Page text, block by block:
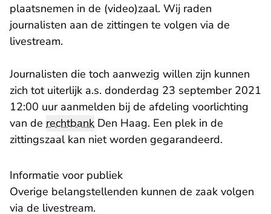
plaatsnemen in de (video)zaal. Wij raden
journalisten aan de zittingen te volgen via de
livestream.
Journalisten die toch aanwezig willen zijn kunnen
zich tot uiterlijk a.s. donderdag 23 september 2021
12:00 uur aanmelden bij de afdeling voorlichting
van de rechtbank Den Haag. Een plek in de
zittingszaal kan niet worden gegarandeerd.
Informatie voor publiek
Overige belangstellenden kunnen de zaak volgen
via de livestream.